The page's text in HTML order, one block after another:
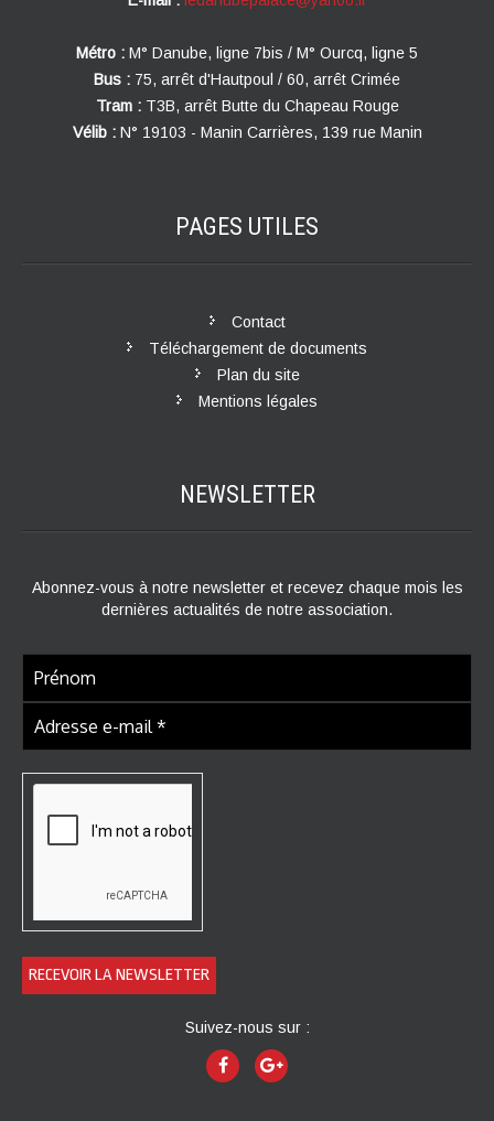
Métro : M° Danube, ligne 7bis / M° Ourcq, ligne 5
Bus : 75, arrêt d'Hautpoul / 60, arrêt Crimée
Tram : T3B, arrêt Butte du Chapeau Rouge
Vélib : N° 19103 - Manin Carrières, 139 rue Manin
PAGES UTILES
Contact
Téléchargement de documents
Plan du site
Mentions légales
NEWSLETTER
Abonnez-vous à notre newsletter et recevez chaque mois les
dernières actualités de notre association.
Suivez-nous sur :